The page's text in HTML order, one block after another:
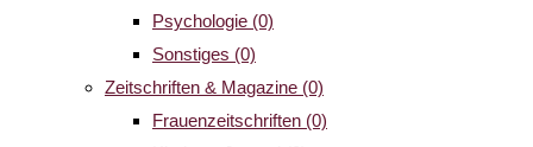
Psychologie (0)
Sonstiges (0)
Zeitschriften & Magazine (0)
Frauenzeitschriften (0)